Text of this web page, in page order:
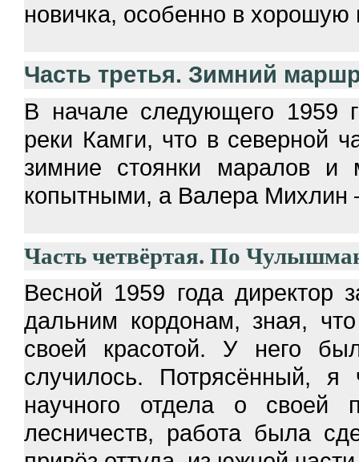
новичка, особенно в хорошую
Часть третья. Зимний
В начале следующего 1959
реки Камги, что в северной
зимние стоянки маралов и
копытными, а Валера
Часть четвёртая. По
Весной 1959 года директор
дальним кордонам, зная,
своей красотой. У него
случилось. Потрясённый, я
научного отдела о своей
лесничеств, работа была